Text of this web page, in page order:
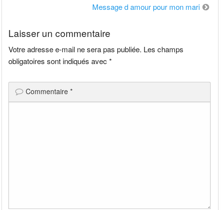
Message d amour pour mon mari
Laisser un commentaire
Votre adresse e-mail ne sera pas publiée. Les champs
obligatoires sont indiqués avec*
Commentaire*